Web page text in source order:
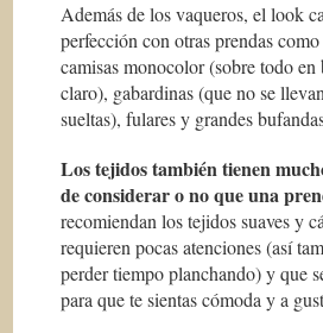
Además de los vaqueros, el look
perfección con otras prendas
camisas monocolor (sobre todo
claro), gabardinas (que no se
sueltas), fulares y grandes
Los tejidos también tienen
de considerar o no que una
recomiendan los tejidos suaves y
requieren pocas atenciones (así
perder tiempo planchando) y que
para que te sientas cómoda y a